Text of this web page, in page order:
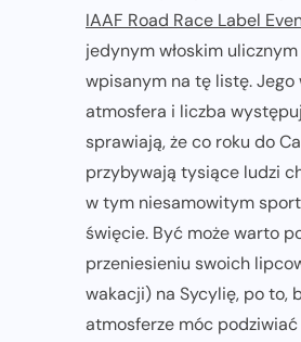
IAAF Road Race Label
jedynym włoskim
wpisanym na tę listę.
atmosfera i liczba
sprawiają, że co roku do
przybywają tysiące ludzi
w tym niesamowitym
święcie. Być może warto
przeniesieniu swoich
wakacji) na Sycylię, po to,
atmosferze móc